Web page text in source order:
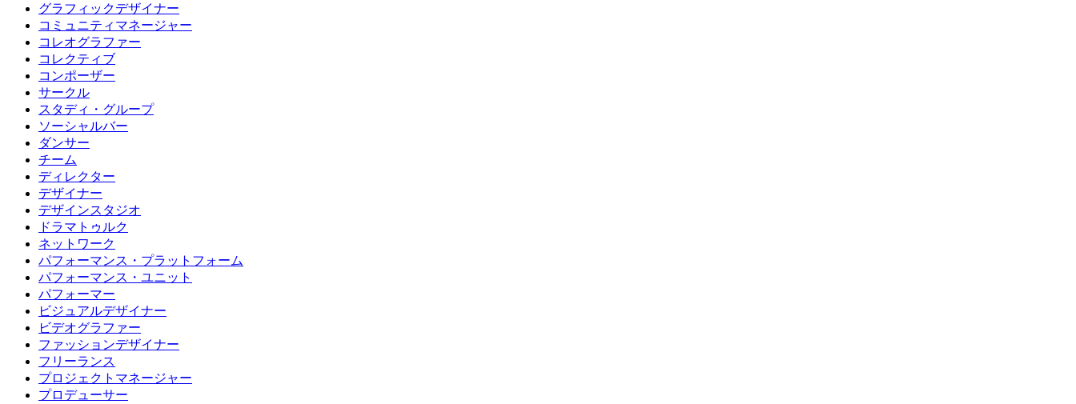
グラフィックデザイナー
コミュニティマネージャー
コレオグラファー
コレクティブ
コンポーザー
サークル
スタディ・グループ
ソーシャルバー
ダンサー
チーム
ディレクター
デザイナー
デザインスタジオ
ドラマトゥルク
ネットワーク
パフォーマンス・プラットフォーム
パフォーマンス・ユニット
パフォーマー
ビジュアルデザイナー
ビデオグラファー
ファッションデザイナー
フリーランス
プロジェクトマネージャー
プロデューサー